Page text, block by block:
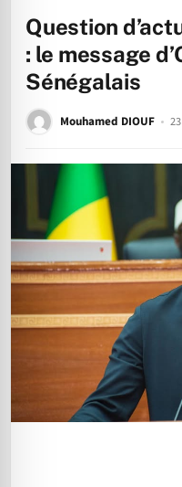
Question
: le message
Sénégalais
Mouhamed DIOUF